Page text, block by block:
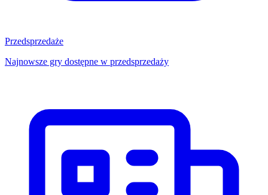
Przedsprzedaże
Najnowsze gry dostępne w przedsprzedaży